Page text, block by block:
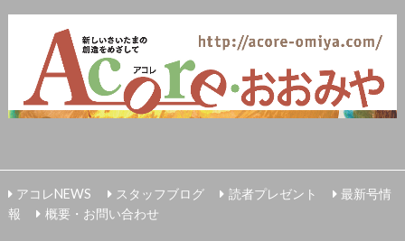
アコレNEWS スタッフブログ 読者プレゼント
最新号情
報
概要・お問い合わせ